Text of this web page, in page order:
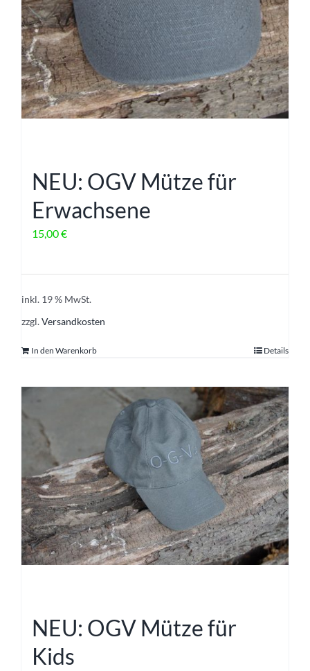
NEU: OGV Mütze für
Erwachsene
15,00€
inkl. 19 % MwSt.
zzgl.Versandkosten
In den Warenkorb Details
NEU: OGV Mütze für
Kids